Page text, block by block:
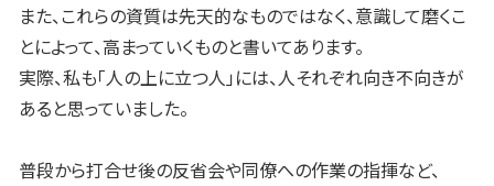
また、これらの資質は先天的なものではなく、意識して磨くこ
とによって、高まっていくものと書いてあります。
実際、私も「人の上に立つ人」には、人それぞれ向き不向きが
あると思っていました。
普段から打合せ後の反省会や同僚への作業の指揮など、